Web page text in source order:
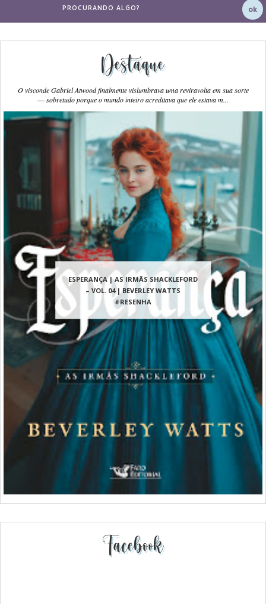
Destaque
ESPERANÇA | AS IRMÃS SHACKLEFORD
– VOL. 04 | BEVERLEY WATTS
#RESENHA
O visconde Gabriel Atwood finalmente vislumbrava uma reviravolta em sua sorte
― sobretudo porque o mundo inteiro acreditava que ele estava m...
Facebook